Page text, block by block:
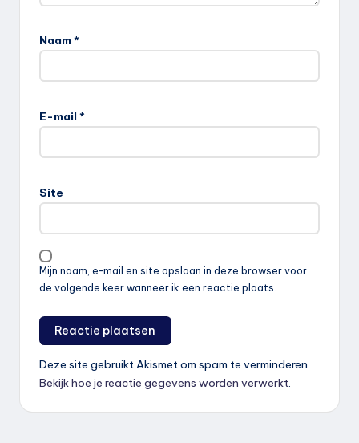
Naam *
E-mail *
Site
Mijn naam, e-mail en site opslaan in deze browser voor
de volgende keer wanneer ik een reactie plaats.
Deze site gebruikt Akismet om spam te verminderen.
Bekijk hoe je reactie gegevens worden verwerkt